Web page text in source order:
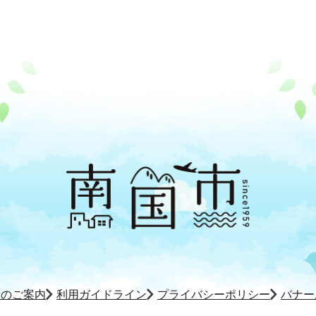
ご案内 利用ガイドライン プライバシーポリシー バナ